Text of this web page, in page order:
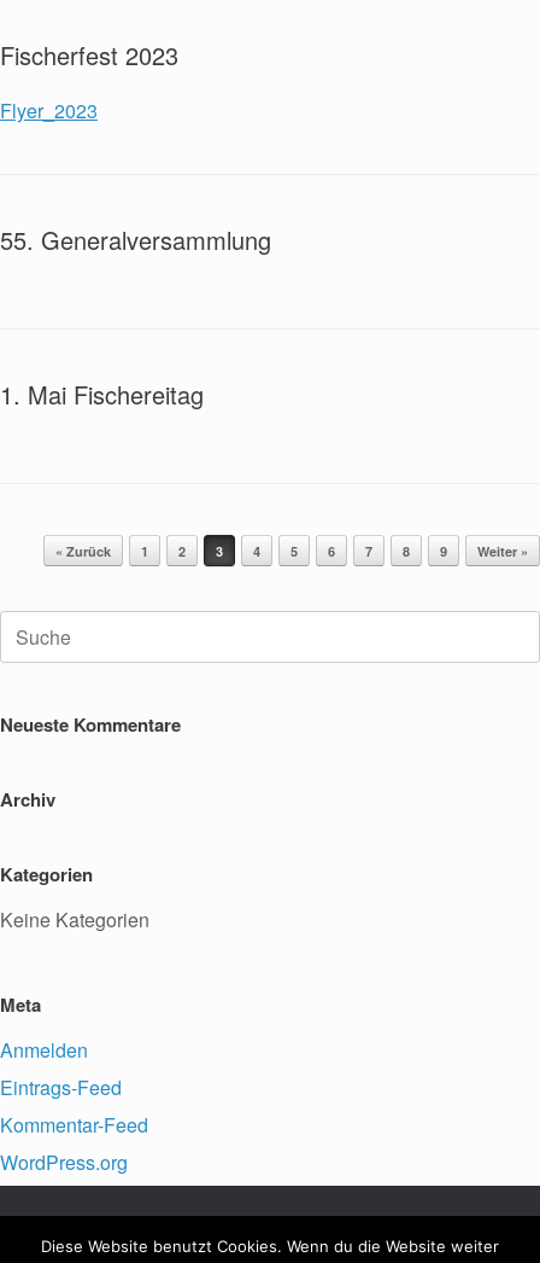
Fischerfest 2023
Flyer_2023
55. Generalversammlung
1. Mai Fischereitag
Beitragsnavigation
« Zurück 1 2 3 4 5 6 7 8 9 Weiter »
Suche
nach:
Neueste Kommentare
Archiv
Kategorien
Keine Kategorien
Meta
Anmelden
Eintrags-Feed
Kommentar-Feed
WordPress.org
Diese Website benutzt Cookies. Wenn du die Website weiter